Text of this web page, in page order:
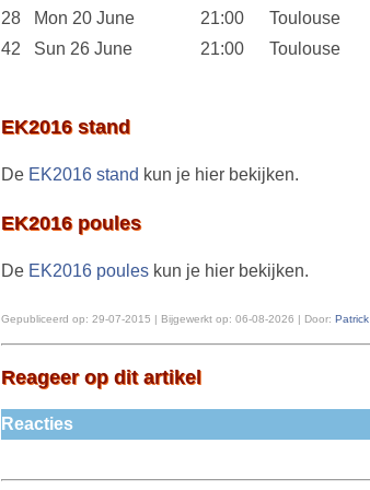
28
Mon 20 June 21:00 Toulouse
42
Sun 26 June 21:00 Toulouse
EK2016 stand
De EK2016 stand kun je hier bekijken.
EK2016 poules
De EK2016 poules kun je hier bekijken.
Gepubliceerd op: 29-07-2015 | Bijgewerkt op: 06-08-2026 | Door: Patrick
Reageer op dit artikel
Reacties